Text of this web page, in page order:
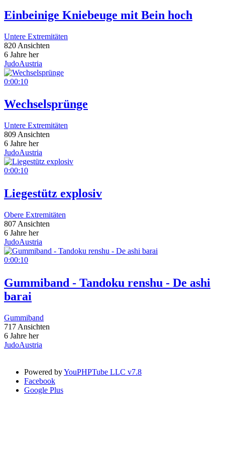
Einbeinige Kniebeuge mit Bein hoch
Untere Extremitäten
820 Ansichten
6 Jahre her
JudoAustria
0:00:10
Wechselsprünge
Untere Extremitäten
809 Ansichten
6 Jahre her
JudoAustria
0:00:10
Liegestütz explosiv
Obere Extremitäten
807 Ansichten
6 Jahre her
JudoAustria
0:00:10
Gummiband - Tandoku renshu - De ashi
barai
Gummiband
717 Ansichten
6 Jahre her
JudoAustria
Powered byYouPHPTube LLC v7.8
Facebook
Google Plus